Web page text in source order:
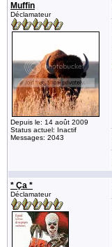
Muffin
Déclamateur
Depuis le: 14 août 2009
Status actuel: Inactif
Messages: 2043
* Ça *
Déclamateur